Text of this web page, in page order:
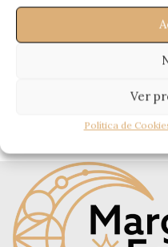
Ver
Política de
Ritual da Lua Cheia em
Ritual de Libertação,